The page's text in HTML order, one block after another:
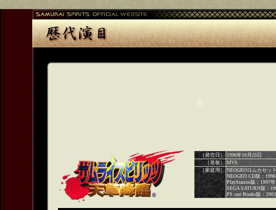
［発売日］ 1996年10月25日
［基板］ MVS
［家庭用］ NEOGEOロムカセッ
NEOGEO CD版：
PlayStation版：1997
SEGA SATURN版：
PS one Books版：